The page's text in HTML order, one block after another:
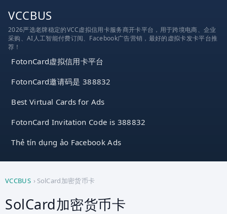
VCCBUS
2026严选老牌稳定的VCC虚拟信用卡服务商开卡平台，用于跨境电商、企业
采购、AI人工智能付费订阅、Facebook广告营销，最好的虚拟卡发卡平台推
荐！
FotonCard虚拟信用卡平台
FotonCard邀请码是 388832
Best Virtual Cards for Ads
FotonCard Invitation Code is 388832
Thẻ tín dụng ảo Facebook Ads
VCCBUS › SolCard加密货币卡
SolCard加密货币卡